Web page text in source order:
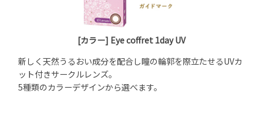
[カラー] Eye coffret 1day UV
新しく天然うるおい成分を配合し瞳の輪郭を際立たせるUVカ
ット付きサークルレンズ。
5種類のカラーデザインから選べます。